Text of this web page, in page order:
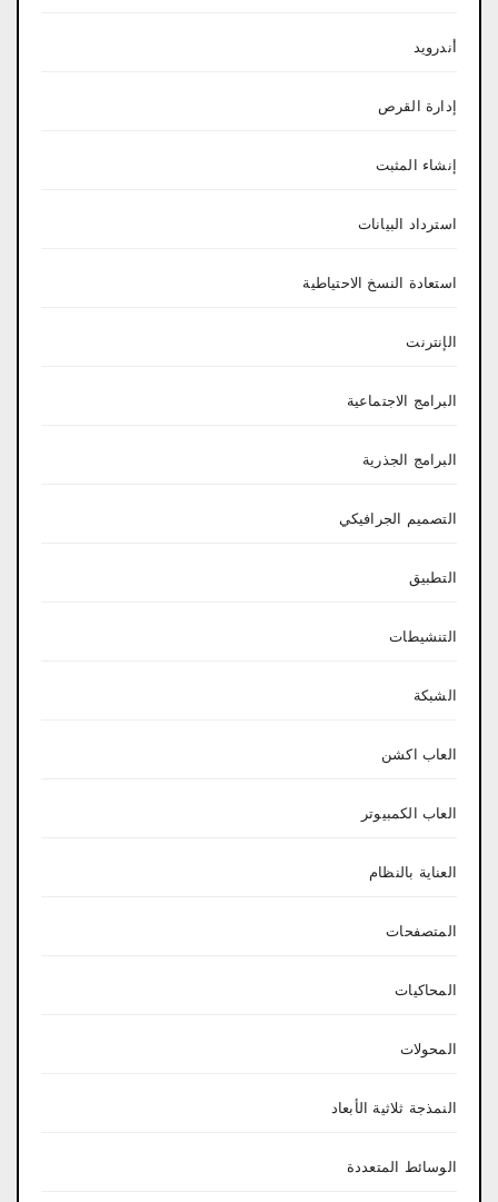
أندرويد
إدارة القرص
إنشاء المثبت
استرداد البيانات
استعادة النسخ الاحتياطية
الإنترنت
البرامج الاجتماعية
البرامج الجذرية
التصميم الجرافيكي
التطبيق
التنشيطات
الشبكة
العاب اكشن
العاب الكمبيوتر
العناية بالنظام
المتصفحات
المحاكيات
المحولات
النمذجة ثلاثية الأبعاد
الوسائط المتعددة